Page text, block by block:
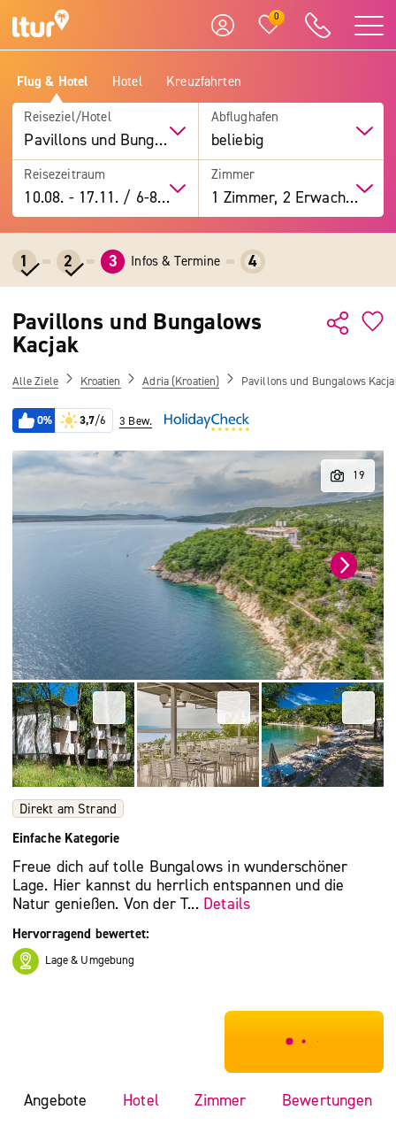
0
Flug & Hotel Hotel Kreuzfahrten
Reiseziel/Hotel
Pavillons und Bungalows Kacjak
Abflughafen
beliebig
Reisezeitraum
10.08. -17.11. / 6-8 Tage
Zimmer
1 Zimmer, 2 Erwachsene
1 2 3 Infos & Termine 4
Pavillons und Bungalows
Kacjak
Alle Ziele Kroatien Adria (Kroatien) Pavillons und Bungalows
0% 3,7/6 3 Bew.
Direkt am Strand
Einfache Kategorie
Freue dich auf tolle Bungalows in wunderschöner
Lage. Hier kannst du herrlich entspannen und die
Natur genießen. Von der T... Details
Hervorragend bewertet:
Lage & Umgebung
***************
Angebote Hotel Zimmer Bewertungen